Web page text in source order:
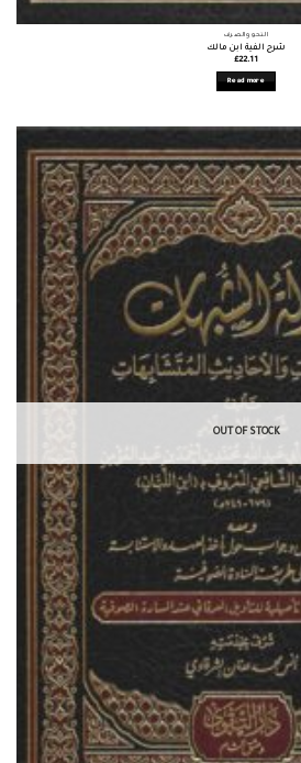
النحو والصرف
شرح الفية ابن مالك
£22.11
Read more
OUT OF STOCK